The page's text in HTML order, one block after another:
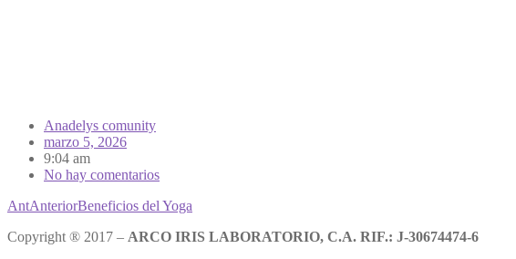
Anadelys comunity
marzo 5, 2026
9:04 am
No hay comentarios
AntAnteriorBeneficios del Yoga
Copyright ® 2017 – ARCO IRIS LABORATORIO, C.A. RIF.: J-30674474-6